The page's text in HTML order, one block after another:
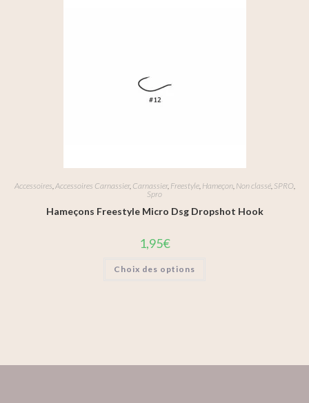
Accessoires Accessoires Carnassier, Carnassier, Freestyle, Hameçon, Non classé, SPRO,
Spro
Hameçons Freestyle Micro Dsg Dropshot Hook
1,95€
Choix des options